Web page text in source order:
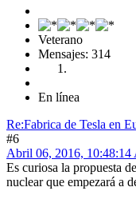
Veterano
Mensajes: 314
En línea
Re:Fabrica de Tesla en
#6
Abril 06, 2016, 10:48:14
Es curiosa la propuesta
nuclear que empezará a